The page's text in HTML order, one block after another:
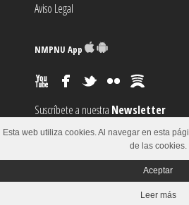
Aviso Legal
NMPNU App
Suscríbete a nuestra Newsletter
Suscríbete al canalRSS
Esta web utiliza cookies. Al navegar en esta
de las cookies.
Aceptar
Leer más